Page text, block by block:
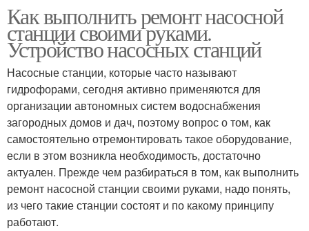
Как выполнить ремонт насосной
станции своими руками.
Устройство насосных станций
Насосные станции, которые часто называют
гидрофорами, сегодня активно применяются для
организации автономных систем водоснабжения
загородных домов и дач, поэтому вопрос о том, как
самостоятельно отремонтировать такое оборудование,
если в этом возникла необходимость, достаточно
актуален. Прежде чем разбираться в том, как выполнить
ремонт насосной станции своими руками, надо понять,
из чего такие станции состоят и по какому принципу
работают.